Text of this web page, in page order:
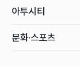
아투시티
문화·스포츠